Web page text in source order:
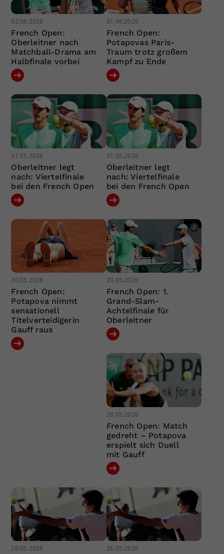
02.06.2026
French Open:
Oberleitner nach
Matchball-Drama am
Halbfinale vorbei
01.06.2026
French Open:
Potapovas Paris-
Traum trotz großem
Kampf zu Ende
31.05.2026
Oberleitner legt
nach: Viertelfinale
bei den French Open
31.05.2026
Oberleitner legt
nach: Viertelfinale
bei den French Open
30.05.2026
French Open:
Potapova nimmt
sensationell
Titelverteidigerin
Gauff raus
29.05.2026
French Open: 1.
Grand-Slam-
Achtelfinale für
Oberleitner
28.05.2026
French Open: Match
gedreht – Potapova
erspielt sich Duell
mit Gauff
26.05.2026 26.05.2026